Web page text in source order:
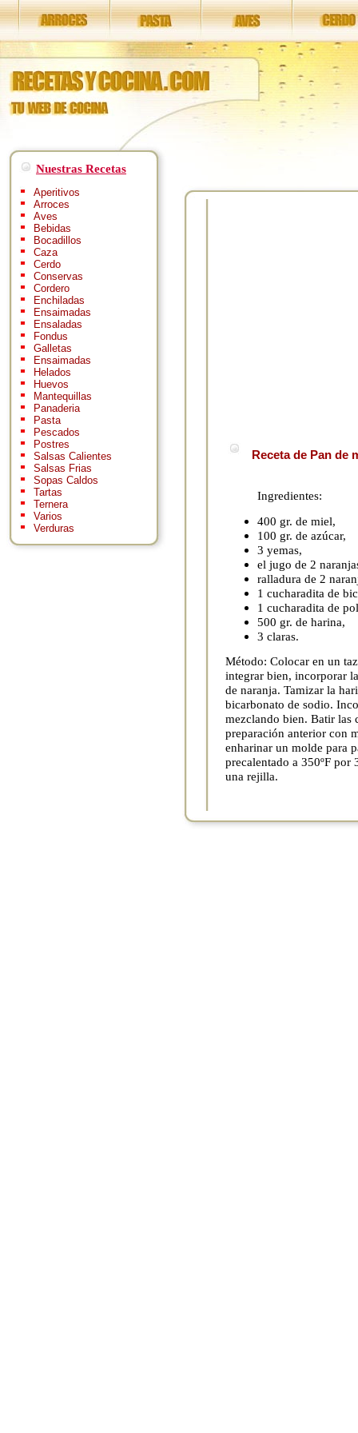
Nuestras Recetas
Aperitivos
Arroces
Aves
Bebidas
Bocadillos
Caza
Cerdo
Conservas
Cordero
Enchiladas
Ensaimadas
Ensaladas
Fondus
Galletas
Ensaimadas
Helados
Huevos
Mantequillas
Panaderia
Pasta
Pescados
Postres
Salsas Calientes
Salsas Frias
Sopas Caldos
Tartas
Ternera
Varios
Verduras
Receta de Pan de
Ingredientes:
400 gr. de miel,
100 gr. de azúcar,
3 yemas,
el jugo de 2
ralladura de 2
1 cucharadita de
1 cucharadita de
500 gr. de harina,
3 claras.
Método: Colocar en un
integrar bien, incorporar
de naranja. Tamizar la
bicarbonato de sodio.
mezclando bien. Batir las
preparación anterior con
enharinar un molde para
precalentado a 350ºF
una rejilla.